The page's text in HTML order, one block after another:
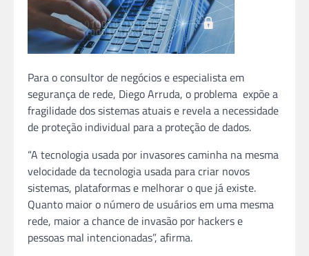
Para o consultor de negócios e especialista em
segurança de rede, Diego Arruda, o problema expõe a
fragilidade dos sistemas atuais e revela a necessidade
de proteção individual para a proteção de dados.
“A tecnologia usada por invasores caminha na mesma
velocidade da tecnologia usada para criar novos
sistemas, plataformas e melhorar o que já existe.
Quanto maior o número de usuários em uma mesma
rede, maior a chance de invasão por hackers e
pessoas mal intencionadas”, afirma.